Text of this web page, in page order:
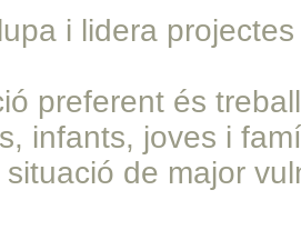
i lidera
preferent és
infants, joves i
de major